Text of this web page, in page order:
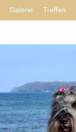
Galerie Treffen